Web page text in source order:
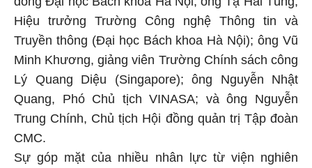
đồng Đại học Bách khoa Hà Nội; ông Tạ Hải Tùng,
Hiệu trưởng Trường Công nghệ Thông tin và
Truyền thông (Đại học Bách khoa Hà Nội); ông Vũ
Minh Khương, giảng viên Trường Chính sách công
Lý Quang Diệu (Singapore); ông Nguyễn Nhật
Quang, Phó Chủ tịch VINASA; và ông Nguyễn
Trung Chính, Chủ tịch Hội đồng quản trị Tập đoàn
CMC.
Sự góp mặt của nhiều nhân lực từ viện nghiên